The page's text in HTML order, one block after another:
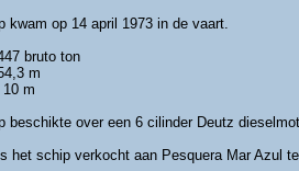
kwam op 14 april 1973 in de vaart.
bruto ton
m
10 m
beschikte over een 6 cilinder Deutz
het schip verkocht aan Pesquera Mar Azul